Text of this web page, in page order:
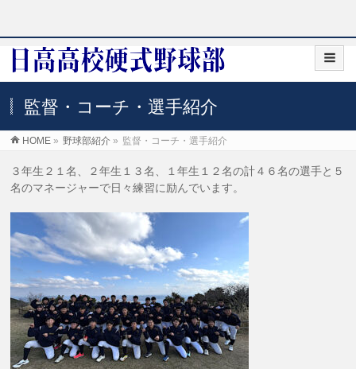
監督・コーチ・選手紹介
HOME » 野球部紹介 » 監督・コーチ・選手紹介
３年生２１名、２年生１３名、１年生１２名の計４６名の選手と５
名のマネージャーで日々練習に励んでいます。